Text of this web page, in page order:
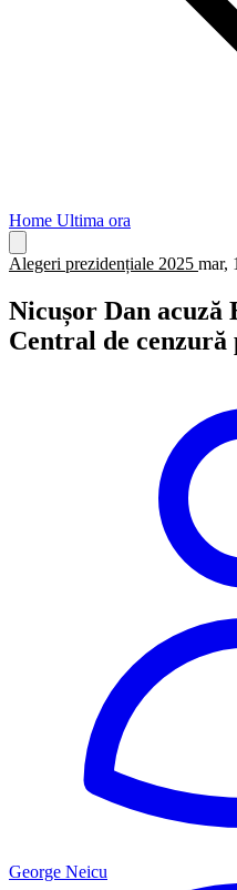
Home Ultima ora
Alegeri prezidențiale 2025 mar,
Nicușor Dan
Central de cenzură
George Neicu